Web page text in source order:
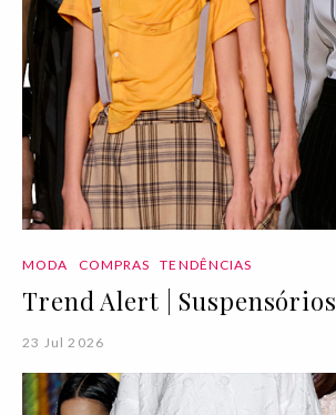
MODA COMPRAS TENDÊNCIAS
Trend Alert | Suspensórios
23 Jul 2026